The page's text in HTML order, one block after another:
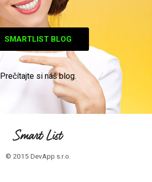
SMARTLIST BLOG
Prečítajte si náš blog.
© 2015 DevApp s.r.o.